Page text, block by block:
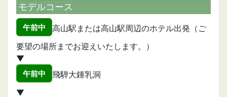
モデルコース
午前中
高山駅または高山駅周辺のホテル出発（ご
要望の場所までお迎えいたします。）
▼
午前中
飛騨大鍾乳洞
▼